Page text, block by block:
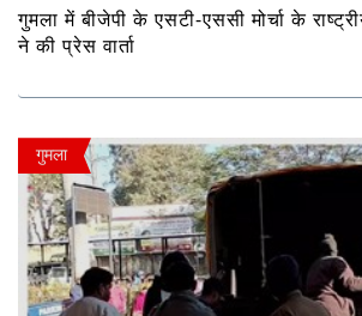
गुमला में बीजेपी के एसटी-एससी मोर्चा के
ने की प्रेस वार्ता
गुमला